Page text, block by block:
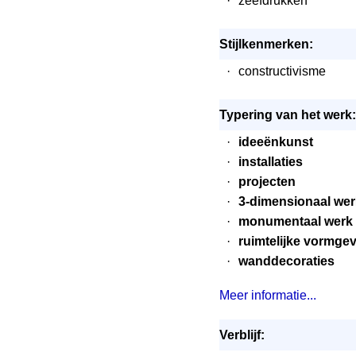
Stijlkenmerken:
·
constructivisme
Typering van het werk:
·
ideeënkunst
·
installaties
·
projecten
·
3-dimensionaal
·
monumentaal werk
·
ruimtelijke
·
wanddecoraties
Meer informatie...
Verblijf: